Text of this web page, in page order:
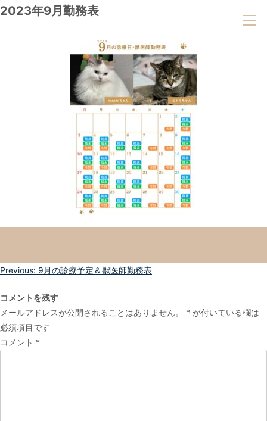
2023年9月勤務表
投
ナ
ビ
ゲ
ー
Previous: 9月の診療予定＆獣医師勤務表
コメントを残す
メールアドレスが公開されることはありません。
* が付いている欄は
必須項目です
コメント *